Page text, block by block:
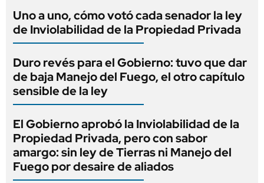
Uno a uno, cómo votó cada senador la ley
de Inviolabilidad de la Propiedad Privada
Duro revés para el Gobierno: tuvo que dar
de baja Manejo del Fuego, el otro capítulo
sensible de la ley
El Gobierno aprobó la Inviolabilidad de la
Propiedad Privada, pero con sabor
amargo: sin ley de Tierras ni Manejo del
Fuego por desaire de aliados